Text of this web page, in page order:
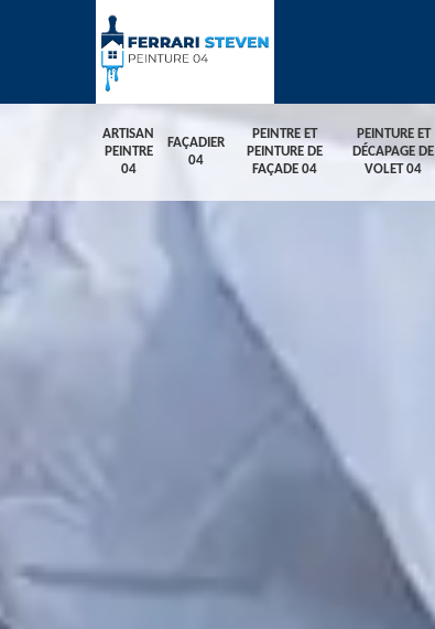
ARTISAN
PEINTRE
04
FAÇADIER
04
PEINTRE ET
PEINTURE DE
FAÇADE 04
PEINTURE ET
DÉCAPAGE DE
VOLET 04